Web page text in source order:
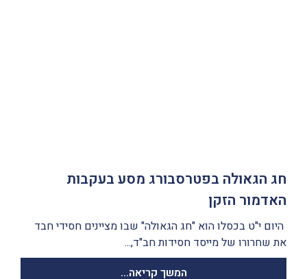
חג הגאולה בפטרסבורג מסע בעקבות
האדמור הזקן
היום י"ט בכסלו הוא "חג הגאולה" שבו מציינים חסידי חבד
את שחרורו של מייסד חסידות חב"ד,...
המשך קריאה...